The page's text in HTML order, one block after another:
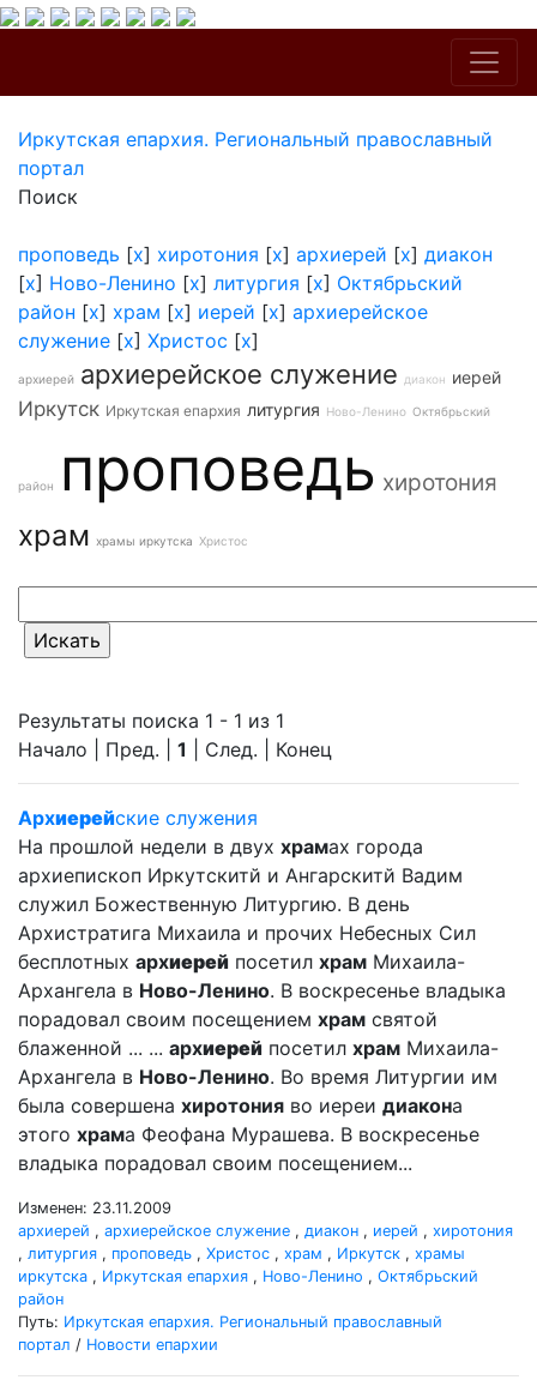
Иркутская епархия. Региональный православный
портал
Поиск
проповедь [x] хиротония [x] архиерей [x] диакон
[x] Ново-Ленино [x] литургия [x] Октябрьский
район [x] храм [x] иерей [x] архиерейское
служение [x] Христос [x]
архиерей архиерейское служение диакон иерей
Иркутск Иркутская епархия литургия Ново-Ленино Октябрьский
район проповедь хиротония
храм храмы иркутска Христос
Результаты поиска 1 - 1 из 1
Начало | Пред. | 1 | След. | Конец
Архиерейские служения
На прошлой недели в двух храмах города
архиепископ Иркутскитй и Ангарскитй Вадим
служил Божественную Литургию. В день
Архистратига Михаила и прочих Небесных Сил
бесплотных архиерей посетил храм Михаила-
Архангела в Ново-Ленино. В воскресенье владыка
порадовал своим посещением храм святой
блаженной ... ... архиерей посетил храм Михаила-
Архангела в Ново-Ленино. Во время Литургии им
была совершена хиротония во иереи диакона
этого храма Феофана Мурашева. В воскресенье
владыка порадовал своим посещением...
Изменен: 23.11.2009
архиерей , архиерейское служение , диакон , иерей , хиротония
, литургия , проповедь , Христос , храм , Иркутск , храмы
иркутска , Иркутская епархия , Ново-Ленино , Октябрьский
район
Путь: Иркутская епархия. Региональный православный
портал / Новости епархии